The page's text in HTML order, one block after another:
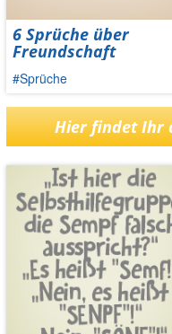
6 Sprüche über
Freundschaft
#Sprüche
Hier findet Ihr